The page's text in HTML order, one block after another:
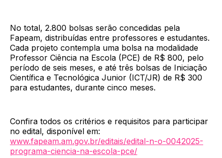
No total, 2.800 bolsas serão concedidas pela
Fapeam, distribuídas entre professores e estudantes.
Cada projeto contempla uma bolsa na modalidade
Professor Ciência na Escola (PCE) de R$ 800, pelo
período de seis meses, e até três bolsas de Iniciação
Científica e Tecnológica Junior (ICT/JR) de R$ 300
para estudantes, durante cinco meses.
Confira todos os critérios e requisitos para participar
no edital, disponível em:
www.fapeam.am.gov.br/editais/edital-n-o-0042025-
programa-ciencia-na-escola-pce/